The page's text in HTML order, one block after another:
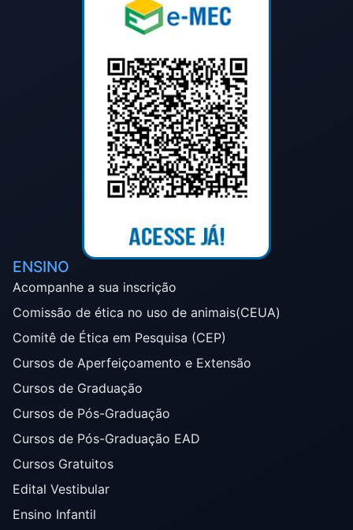
ENSINO
Acompanhe a sua inscrição
Comissão de ética no uso de animais(CEUA)
Comitê de Ética em Pesquisa (CEP)
Cursos de Aperfeiçoamento e Extensão
Cursos de Graduação
Cursos de Pós-Graduação
Cursos de Pós-Graduação EAD
Cursos Gratuitos
Edital Vestibular
Ensino Infantil